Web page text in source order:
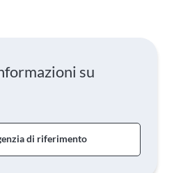
su
di riferimento